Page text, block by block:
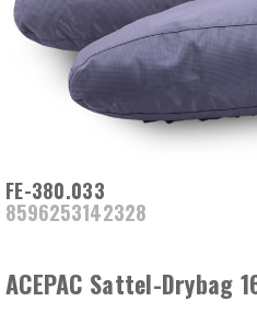
FE-380.033
8596253142328
ACEPAC Sattel-Drybag